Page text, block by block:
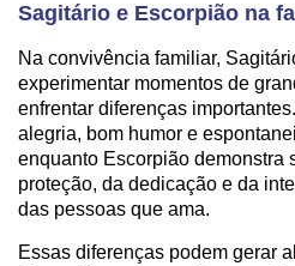
Sagitário e Escorpião na
Na convivência familiar,
experimentar momentos de
enfrentar diferenças
alegria, bom humor e
enquanto Escorpião demonstra
proteção, da dedicação e da
das pessoas que ama.
Essas diferenças podem gerar